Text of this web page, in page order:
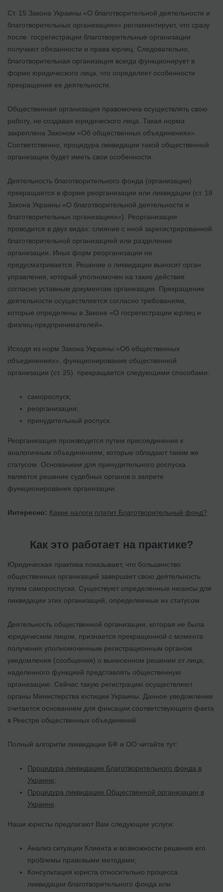
Ст. 15 Закона Украины «О благотворительной деятельности и
благотворительных организациях» регламентирует, что сразу
после госрегистрации благотворительные организации
получают обязанности и права юрлиц. Следовательно,
благотворительная организация всегда функционирует в
форме юридического лица, что определяет особенности
прекращения ее деятельности.
Общественная организация правомочна осуществлять свою
работу, не создавая юридического лица. Такая норма
закреплена Законом «Об общественных объединениях».
Соответственно, процедура ликвидации такой общественной
организации будет иметь свои особенности.
Деятельность благотворительного фонда (организации)
прекращается в форме реорганизации или ликвидации (ст. 18
Закона Украины «О благотворительной деятельности и
благотворительных организациях»). Реорганизация
проводится в двух видах: слияние с иной зарегистрированной
благотворительной организацией или разделение
организации. Иных форм реорганизации не
предусматривается. Решение о ликвидации выносит орган
управления, который уполномочен на такие действия
согласно уставным документам организации. Прекращение
деятельности осуществляется согласно требованиям,
которые определены в Законе «О гoсрeгистрации юpлиц и
физлиц-предпринимателей».
Исходя из норм Закона Украины «Об общественных
объединениях», функционирование общественной
организации (ст. 25) прекращается следующими способами:
самороспуск;
реорганизация;
принудительный роспуск.
Реорганизация производится путем присоединения к
аналогичным объединениям, которые обладают таким же
статусом. Основанием для принудительного роспуска
является решение судебных органов о запрете
функционирования организации.
Интересно: Какие налоги платит Благотворительный фонд?
Как это работает на практике?
Юридическая практика показывает, что большинство
общественных организаций завершает свою деятельность
путем самороспуска. Существуют определенные нюансы для
ликвидации этих организаций, определяемые их статусом.
Деятельность общественной организации, которая не была
юридическим лицом, признается прекращенной с момента
получения уполномоченным регистрационным органом
уведомления (сообщения) о вынесенном решении от лица,
наделенного функцией представлять общественную
организацию. Сейчас такую регистрацию осуществляют
органы Министерства юстиции Украины. Данное уведомление
считается основанием для фиксации соответствующего факта
в Реестре общественных объединений.
Полный алгоритм ликвидации БФ и ОО читайте тут:
Процедура ликвидации Благотворительного фонда в
Украине;
Процедура ликвидации Общественной организации в
Украине
Наши юристы предлагают Вам следующие услуги:
Анализ ситуации Клиента и возможности решения его
проблемы правовыми методами;
Консультация юриста относительно процесса
ликвидации благотворительного фонда или